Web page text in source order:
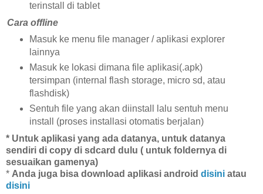
terinstall di tablet
Cara offline
Masuk ke menu file manager / aplikasi explorer
lainnya
Masuk ke lokasi dimana file aplikasi(.apk)
tersimpan (internal flash storage, micro sd, atau
flashdisk)
Sentuh file yang akan diinstall lalu sentuh menu
install (proses installasi otomatis berjalan)
* Untuk aplikasi yang ada datanya, untuk datanya
sendiri di copy di sdcard dulu ( untuk foldernya di
sesuaikan gamenya)
* Anda juga bisa download aplikasi android disini atau
disini